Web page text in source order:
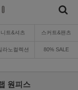
니트&셔츠 스커트&팬츠
라노컬렉션 80% SALE
원피스